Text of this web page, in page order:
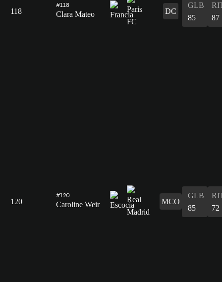
118
#118
Clara Mateo DC
GLB
85
87
120
#120
Caroline Weir MCO
GLB
85
72